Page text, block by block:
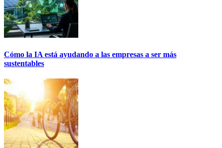
Cómo la IA está ayudando a las empresas a ser más
sustentables